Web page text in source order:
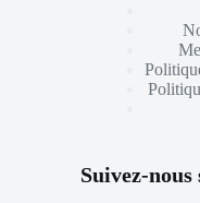
Suivez-nous